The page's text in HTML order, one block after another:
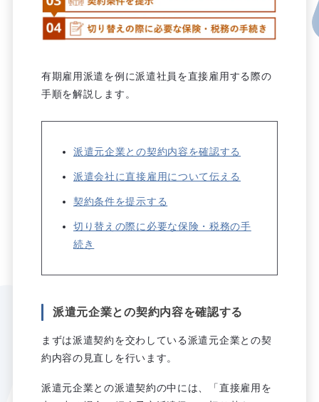
有期雇用派遣を例に派遣社員を直接雇用する際の
手順を解説します。
派遣元企業との契約内容を確認する
派遣会社に直接雇用について伝える
契約条件を提示する
切り替えの際に必要な保険・税務の手
続き
派遣元企業との契約内容を確認する
まずは派遣契約を交わしている派遣元企業との契
約内容の見直しを行います。
派遣元企業との派遣契約の中には、「直接雇用を